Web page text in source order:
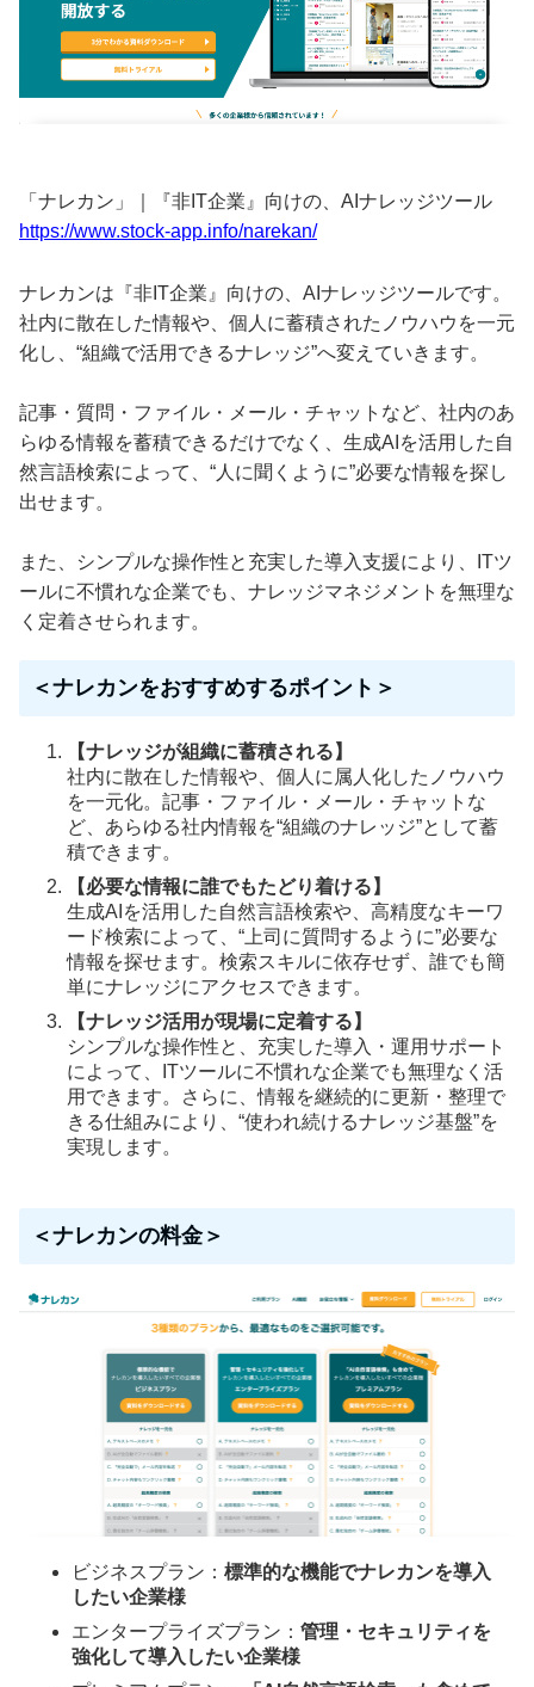
「ナレカン」｜『非IT企業』向けの、AIナレッジツール
https://www.stock-app.info/narekan/
ナレカンは『非IT企業』向けの、AIナレッジツールです。
社内に散在した情報や、個人に蓄積されたノウハウを一元
化し、“組織で活用できるナレッジ”へ変えていきます。
記事・質問・ファイル・メール・チャットなど、社内のあ
らゆる情報を蓄積できるだけでなく、生成AIを活用した自
然言語検索によって、“人に聞くように”必要な情報を探し
出せます。
また、シンプルな操作性と充実した導入支援により、ITツ
ールに不慣れな企業でも、ナレッジマネジメントを無理な
く定着させられます。
＜ナレカンをおすすめするポイント＞
【ナレッジが組織に蓄積される】
社内に散在した情報や、個人に属人化したノウハウ
を一元化。記事・ファイル・メール・チャットな
ど、あらゆる社内情報を“組織のナレッジ”として蓄
積できます。
【必要な情報に誰でもたどり着ける】
生成AIを活用した自然言語検索や、高精度なキーワ
ード検索によって、“上司に質問するように”必要な
情報を探せます。検索スキルに依存せず、誰でも簡
単にナレッジにアクセスできます。
【ナレッジ活用が現場に定着する】
シンプルな操作性と、充実した導入・運用サポート
によって、ITツールに不慣れな企業でも無理なく活
用できます。さらに、情報を継続的に更新・整理で
きる仕組みにより、“使われ続けるナレッジ基盤”を
実現します。
＜ナレカンの料金＞
ビジネスプラン： 標準的な機能でナレカンを導入
したい企業様
エンタープライズプラン： 管理・セキュリティを
強化して導入したい企業様